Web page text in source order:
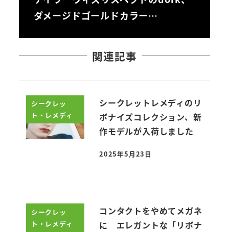
ダメージドゴールドカラー…
関連記事
シークレッ
ト・レメディ
シークレットレメディのリ
ボナイズコレクション、新
作モデルが入荷しました
投稿日
2025年5月23日
シークレッ
ト・レメディ
コンタクトをやめてメガネ
に エレガントな「リボナ